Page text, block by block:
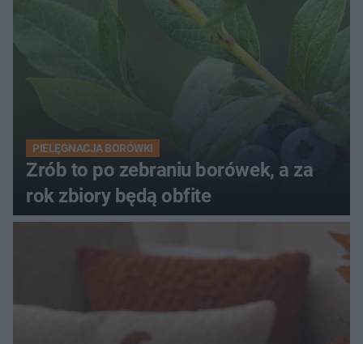
PIELĘGNACJA BORÓWKI
Zrób to po zebraniu borówek, a za
rok zbiory będą obfite